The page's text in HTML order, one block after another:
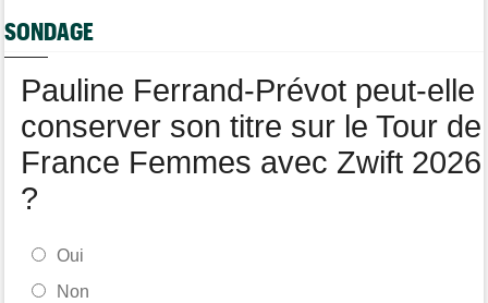
Tour de Burgos
SONDAGE
Pauline Ferrand-Prévot peut-elle
conserver son titre sur le Tour de
France Femmes avec Zwift 2026
?
Oui
Non